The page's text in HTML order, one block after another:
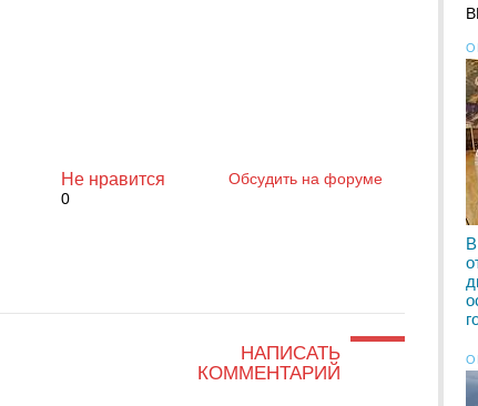
Не нравится
0
Обсудить на форуме
НАПИСАТЬ
КОММЕНТАРИЙ